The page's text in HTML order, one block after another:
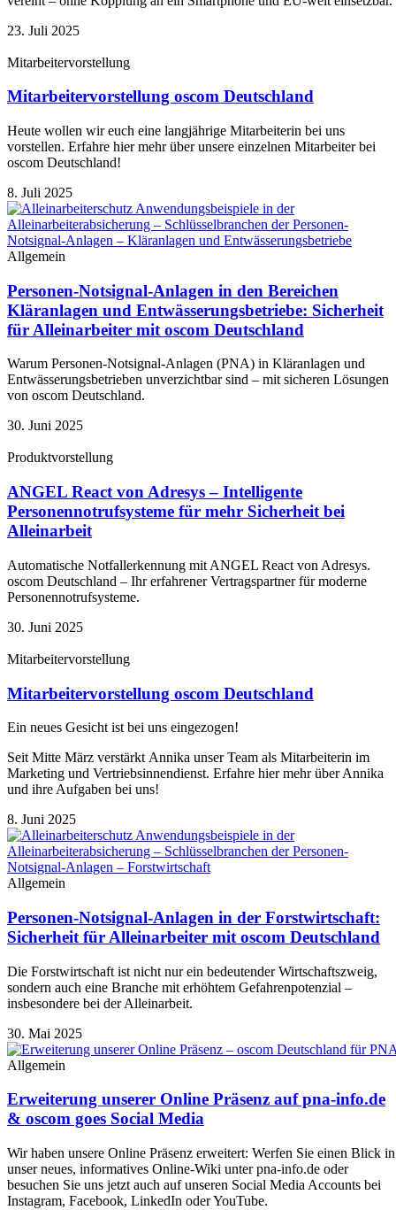
23. Juli 2025
Mitarbeitervorstellung
Mitarbeitervorstellung oscom Deutschland
Heute wollen wir euch eine langjährige Mitarbeiterin bei uns
vorstellen. Erfahre hier mehr über unsere einzelnen Mitarbeiter bei
oscom Deutschland!
8. Juli 2025
Allgemein
Personen-Notsignal-Anlagen in den Bereichen
Kläranlagen und Entwässerungsbetriebe: Sicherheit
für Alleinarbeiter mit oscom Deutschland
Warum Personen-Notsignal-Anlagen (PNA) in Kläranlagen und
Entwässerungsbetrieben unverzichtbar sind – mit sicheren Lösungen
von oscom Deutschland.
30. Juni 2025
Produktvorstellung
ANGEL React von Adresys – Intelligente
Personennotrufsysteme für mehr Sicherheit bei
Alleinarbeit
Automatische Notfallerkennung mit ANGEL React von Adresys.
oscom Deutschland – Ihr erfahrener Vertragspartner für moderne
Personennotrufsysteme.
30. Juni 2025
Mitarbeitervorstellung
Mitarbeitervorstellung oscom Deutschland
Ein neues Gesicht ist bei uns eingezogen!
Seit Mitte März verstärkt Annika unser Team als Mitarbeiterin im
Marketing und Vertriebsinnendienst. Erfahre hier mehr über Annika
und ihre Aufgaben bei uns!
8. Juni 2025
Allgemein
Personen-Notsignal-Anlagen in der Forstwirtschaft:
Sicherheit für Alleinarbeiter mit oscom Deutschland
Die Forstwirtschaft ist nicht nur ein bedeutender Wirtschaftszweig,
sondern auch eine Branche mit erhöhtem Gefahrenpotenzial –
insbesondere bei der Alleinarbeit.
30. Mai 2025
Allgemein
Erweiterung unserer Online Präsenz auf pna-info.de
& oscom goes Social Media
Wir haben unsere Online Präsenz erweitert: Werfen Sie einen Blick in
unser neues, informatives Online-Wiki unter pna-info.de oder
besuchen Sie uns jetzt auch auf unseren Social Media Accounts bei
Instagram, Facebook, LinkedIn oder YouTube.